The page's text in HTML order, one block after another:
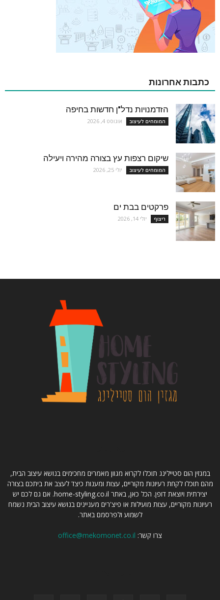
כתבות אחרונות
הזדמנויות נדל"ן חדשות בחיפה
המומחים לעיצוב אוגוסט 4, 2026
שיקום רצפות עץ בצורה מהירה ויעילה
המומחים לעיצוב יולי 25, 2026
פרקטים בבת ים
ריצוף יולי 14, 2026
במגזין הום סטיילינג תוכלו לקרוא מגוון מאמרים מחכימים בנושא עיצוב הבית,
מהם תוכלו לקחת רעיונות מקוריים, עצות ומענות כיצד לעצב את ביתכם בצורה
יצירתית ויוצאת דופן. הכל כאן, באתר home-styling.co.il. אם גם לכם יש
רעיונות מקוריים, עצות מועילות או פיצ'רים מעניינים בנושא עיצוב הבית נשמח
לשמוע ולפרסמם באתר.
צרו קשר: office@mekomonet.co.il